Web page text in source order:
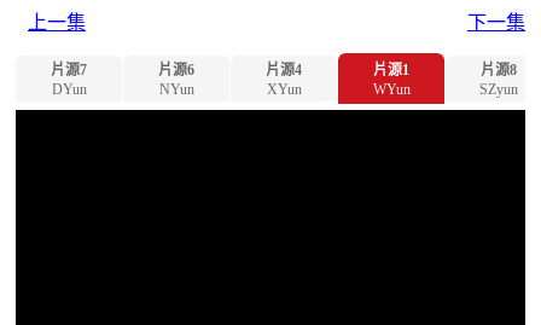
上一集
下一集
片源7
DYun
片源6
NYun
片源4
XYun
片源1
WYun
片源8
SZyun